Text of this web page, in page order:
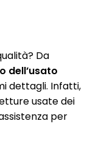
Da
dell’usato
dettagli. Infatti,
usate dei
per